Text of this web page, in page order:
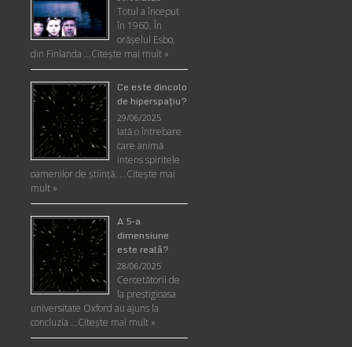
Totul a început
în 1960. În
orășelul Esbo,
din Finlanda …Citește mai mult »
Ce este dincolo
de hiperspaţiu?
29/06/2025
Iată o întrebare
care animă
intens spiritele
oamenilor de ştiinţă. …Citește mai
mult »
A 5-a
dimensiune
este reală?
28/06/2025
Cercetătorii de
la prestigioasa
universitate Oxford au ajuns la
concluzia …Citește mai mult »